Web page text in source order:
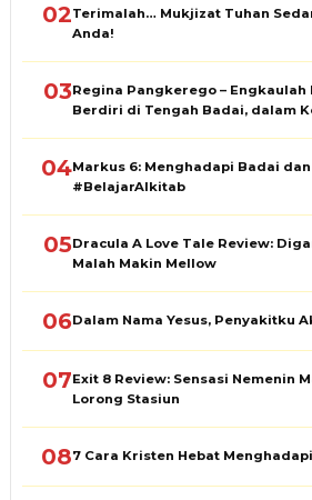
02Terimalah… Mukjizat Tuhan
Anda!
03Regina Pangkerego – Engkaulah
Berdiri di Tengah Badai, dalam
04Markus 6: Menghadapi Badai
#BelajarAlkitab
05Dracula A Love Tale Review:
Malah Makin Mellow
06Dalam Nama Yesus, Penyakitku
07Exit 8 Review: Sensasi Nemenin
Lorong Stasiun
087 Cara Kristen Hebat